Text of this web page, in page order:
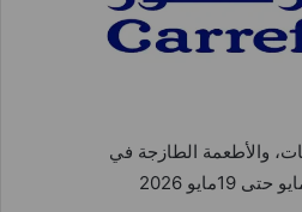
والأطعمة الطازجة في